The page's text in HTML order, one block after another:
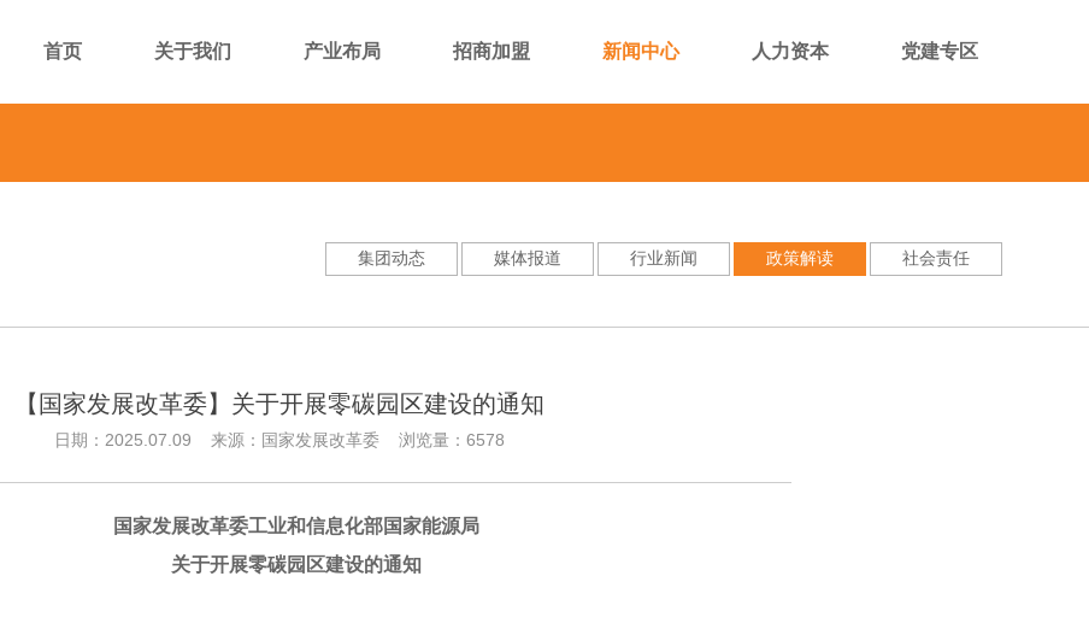
首页 关于我们 产业布局 招商加盟 新闻中心 人力资本 党建专区
集团动态 媒体报道 行业新闻 政策解读 社会责任
【国家发展改革委】关于开展零碳园区建设的通知
日期：2025.07.09 来源：国家发展改革委 浏览量：6578
国家发展改革委工业和信息化部国家能源局
关于开展零碳园区建设的通知